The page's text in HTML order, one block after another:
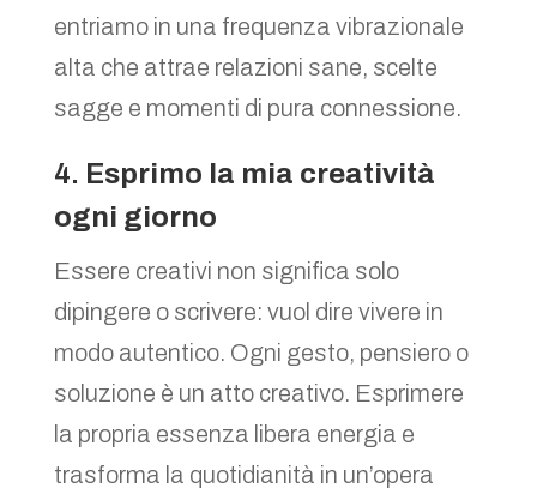
entriamo in una frequenza vibrazionale
alta che attrae relazioni sane, scelte
sagge e momenti di pura connessione.
4. Esprimo la mia creatività
ogni giorno
Essere creativi non significa solo
dipingere o scrivere: vuol dire vivere in
modo autentico. Ogni gesto, pensiero o
soluzione è un atto creativo. Esprimere
la propria essenza libera energia e
trasforma la quotidianità in un’opera